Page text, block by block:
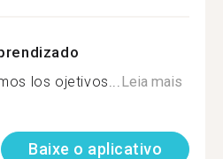
los ojetivos...Leia mais
Baixe o aplicativo